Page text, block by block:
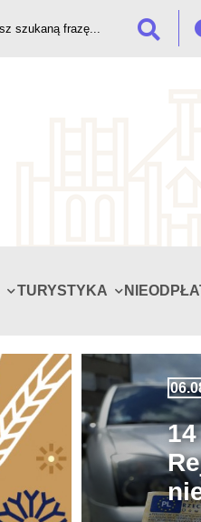
TURYSTYKA